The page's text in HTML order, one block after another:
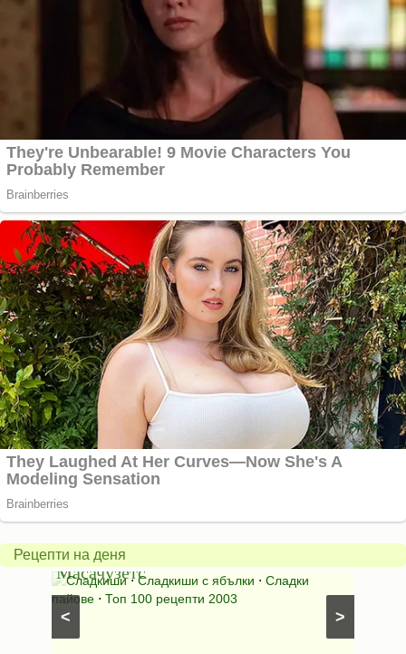
Рецепти на деня
>
<
Американски
ябълков
пай
от
Масачузетс
Сладкиши⋅Сладкиши с ябълки ⋅ Сладки
пайове ⋅ Топ 100 рецепти 2003
питка
на
мама